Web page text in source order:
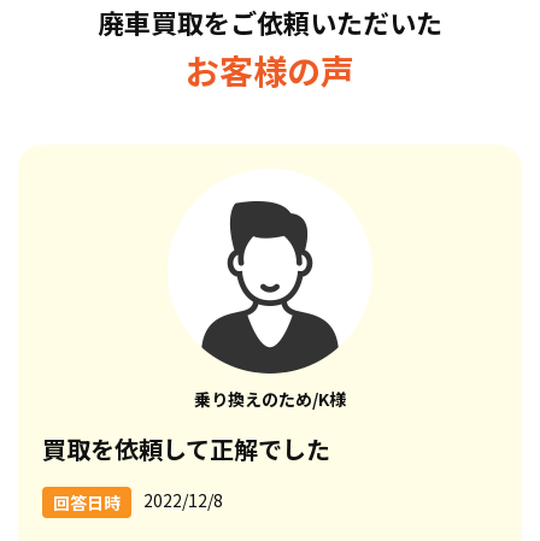
廃車買取をご依頼いただいた
お客様の声
乗り換えのため/K様
買取を依頼して正解でした
回答日時 2022/12/8